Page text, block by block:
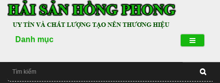
Danh mục